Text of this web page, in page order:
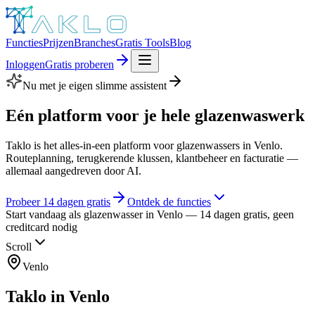
FunctiesPrijzenBranchesGratis ToolsBlog
InloggenGratis proberen
Nu met je eigen slimme assistent
Eén platform voor je hele glazenwaswerk
Taklo is het alles-in-een platform voor glazenwassers in Venlo.
Routeplanning, terugkerende klussen, klantbeheer en facturatie —
allemaal aangedreven door AI.
Probeer 14 dagen gratis
Ontdek de functies
Start vandaag als glazenwasser in Venlo — 14 dagen gratis, geen
creditcard nodig
Scroll
Venlo
Taklo in Venlo